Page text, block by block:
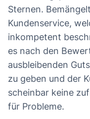
Sternen.
Kundenservice,
inkompetent
es nach den
ausbleibenden
zu geben und der
scheinbar keine
für Probleme.